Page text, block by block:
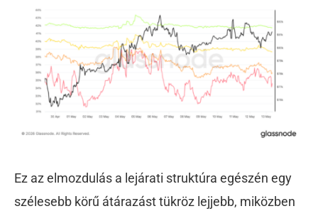
Ez az elmozdulás a lejárati struktúra egészén egy
szélesebb körű átárazást tükröz lejjebb, miközben